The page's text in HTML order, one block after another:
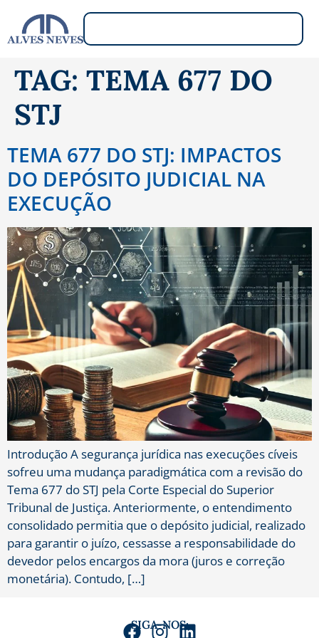
TAG: TEMA 677 DO
STJ
TEMA 677 DO STJ: IMPACTOS
DO DEPÓSITO JUDICIAL NA
EXECUÇÃO
Introdução A segurança jurídica nas execuções cíveis
sofreu uma mudança paradigmática com a revisão do
Tema 677 do STJ pela Corte Especial do Superior
Tribunal de Justiça. Anteriormente, o entendimento
consolidado permitia que o depósito judicial, realizado
para garantir o juízo, cessasse a responsabilidade do
devedor pelos encargos da mora (juros e correção
monetária). Contudo, […]
SIGA-NOS: